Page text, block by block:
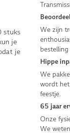
stuks
je
je
We zijn
Hippe
We
wordt het
feestje.
65 jaar
Onze
We